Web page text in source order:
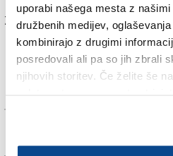
uporabi našega mesta z
družbenih medijev,
kombinirajo z drugimi
posredovali ali pa so jih zbrali
njihovih storitev. Če želite še
Za branje in pisanje
Več novic